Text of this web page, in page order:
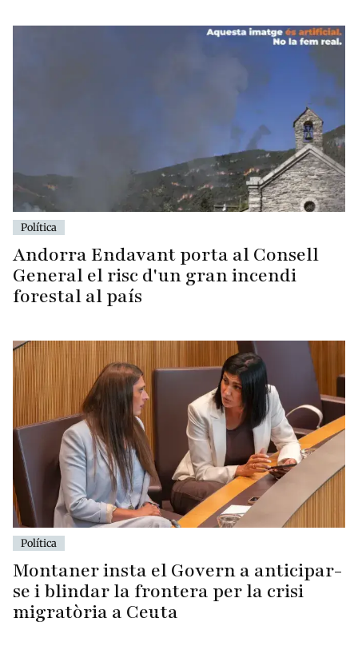
Política
Andorra Endavant porta al Consell
General el risc d'un gran incendi
forestal al país
Política
Montaner insta el Govern a anticipar-
se i blindar la frontera per la crisi
migratòria a Ceuta